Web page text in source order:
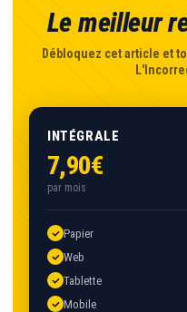
Le meilleur
Débloquez cet article et
INTÉGRALE
7,90€
par mois
Papier
Web
Tablette
Mobile